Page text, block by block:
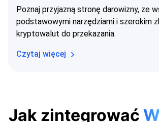
Poznaj przyjazną stronę darowizny, ze
podstawowymi narzędziami i szerokim
kryptowalut do przekazania.
Czytaj więcej
Jak zintegrować